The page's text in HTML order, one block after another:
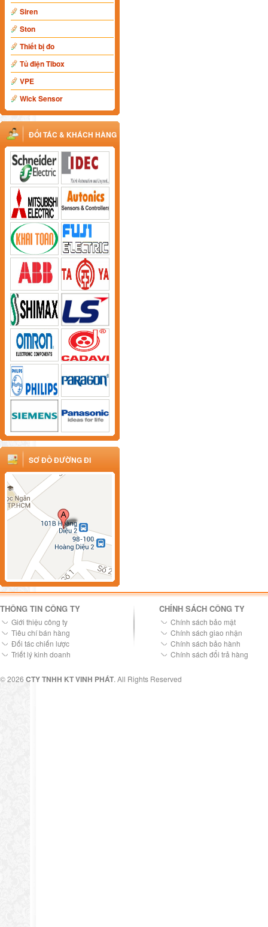
Siren
Ston
Thiết bị đo
Tủ điện Tibox
VPE
Wick Sensor
ĐỐI TÁC & KHÁCH HÀNG
SƠ ĐỒ ĐƯỜNG ĐI
THÔNG TIN CÔNG TY
Giới thiệu công ty
Tiêu chí bán hàng
Đối tác chiến lược
Triết lý kinh doanh
CHÍNH SÁCH CÔNG TY
Chính sách bảo mật
Chính sách giao nhận
Chính sách bảo hành
Chính sách đổi trả hàng
© 2026 CTY TNHH KT VINH PHÁT. All Rights Reserved